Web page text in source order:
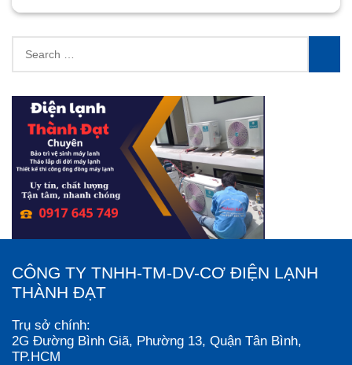
for:
CÔNG TY TNHH-TM-DV-CƠ ĐIỆN LẠNH
THÀNH ĐẠT
Trụ sở chính:
2G Đường Bình Giã, Phường 13, Quận Tân Bình,
TP.HCM